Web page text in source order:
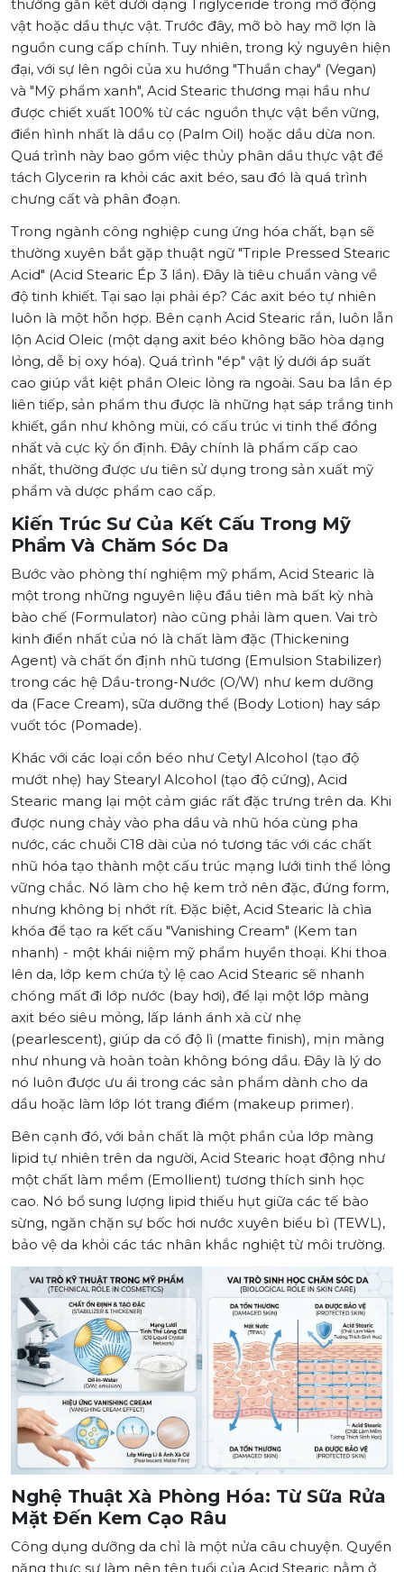
thường gắn kết dưới dạng Triglyceride trong mỡ động
vật hoặc dầu thực vật. Trước đây, mỡ bò hay mỡ lợn là
nguồn cung cấp chính. Tuy nhiên, trong kỷ nguyên hiện
đại, với sự lên ngôi của xu hướng "Thuần chay" (Vegan)
và "Mỹ phẩm xanh", Acid Stearic thương mại hầu như
được chiết xuất 100% từ các nguồn thực vật bền vững,
điển hình nhất là dầu cọ (Palm Oil) hoặc dầu dừa non.
Quá trình này bao gồm việc thủy phân dầu thực vật để
tách Glycerin ra khỏi các axit béo, sau đó là quá trình
chưng cất và phân đoạn.
Trong ngành công nghiệp cung ứng hóa chất, bạn sẽ
thường xuyên bắt gặp thuật ngữ "Triple Pressed Stearic
Acid" (Acid Stearic Ép 3 lần). Đây là tiêu chuẩn vàng về
độ tinh khiết. Tại sao lại phải ép? Các axit béo tự nhiên
luôn là một hỗn hợp. Bên cạnh Acid Stearic rắn, luôn lẫn
lộn Acid Oleic (một dạng axit béo không bão hòa dạng
lỏng, dễ bị oxy hóa). Quá trình "ép" vật lý dưới áp suất
cao giúp vắt kiệt phần Oleic lỏng ra ngoài. Sau ba lần ép
liên tiếp, sản phẩm thu được là những hạt sáp trắng tinh
khiết, gần như không mùi, có cấu trúc vi tinh thể đồng
nhất và cực kỳ ổn định. Đây chính là phẩm cấp cao
nhất, thường được ưu tiên sử dụng trong sản xuất mỹ
phẩm và dược phẩm cao cấp.
Kiến Trúc Sư Của Kết Cấu Trong Mỹ
Phẩm Và Chăm Sóc Da
Bước vào phòng thí nghiệm mỹ phẩm, Acid Stearic là
một trong những nguyên liệu đầu tiên mà bất kỳ nhà
bào chế (Formulator) nào cũng phải làm quen. Vai trò
kinh điển nhất của nó là chất làm đặc (Thickening
Agent) và chất ổn định nhũ tương (Emulsion Stabilizer)
trong các hệ Dầu-trong-Nước (O/W) như kem dưỡng
da (Face Cream), sữa dưỡng thể (Body Lotion) hay sáp
vuốt tóc (Pomade).
Khác với các loại cồn béo như Cetyl Alcohol (tạo độ
mướt nhẹ) hay Stearyl Alcohol (tạo độ cứng), Acid
Stearic mang lại một cảm giác rất đặc trưng trên da. Khi
được nung chảy vào pha dầu và nhũ hóa cùng pha
nước, các chuỗi C18 dài của nó tương tác với các chất
nhũ hóa tạo thành một cấu trúc mạng lưới tinh thể lỏng
vững chắc. Nó làm cho hệ kem trở nên đặc, đứng form,
nhưng không bị nhớt rít. Đặc biệt, Acid Stearic là chìa
khóa để tạo ra kết cấu "Vanishing Cream" (Kem tan
nhanh) - một khái niệm mỹ phẩm huyền thoại. Khi thoa
lên da, lớp kem chứa tỷ lệ cao Acid Stearic sẽ nhanh
chóng mất đi lớp nước (bay hơi), để lại một lớp màng
axit béo siêu mỏng, lấp lánh ánh xà cừ nhẹ
(pearlescent), giúp da có độ lì (matte finish), mịn màng
như nhung và hoàn toàn không bóng dầu. Đây là lý do
nó luôn được ưu ái trong các sản phẩm dành cho da
dầu hoặc làm lớp lót trang điểm (makeup primer).
Bên cạnh đó, với bản chất là một phần của lớp màng
lipid tự nhiên trên da người, Acid Stearic hoạt động như
một chất làm mềm (Emollient) tương thích sinh học
cao. Nó bổ sung lượng lipid thiếu hụt giữa các tế bào
sừng, ngăn chặn sự bốc hơi nước xuyên biểu bì (TEWL),
bảo vệ da khỏi các tác nhân khắc nghiệt từ môi trường.
Nghệ Thuật Xà Phòng Hóa: Từ Sữa Rửa
Mặt Đến Kem Cạo Râu
Công dụng dưỡng da chỉ là một nửa câu chuyện. Quyền
năng thực sự làm nên tên tuổi của Acid Stearic nằm ở